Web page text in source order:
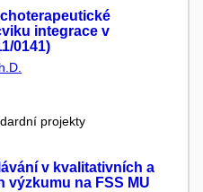
integrace v
0141)
projekty
v kvalitativních a
výzkumu na FSS MU